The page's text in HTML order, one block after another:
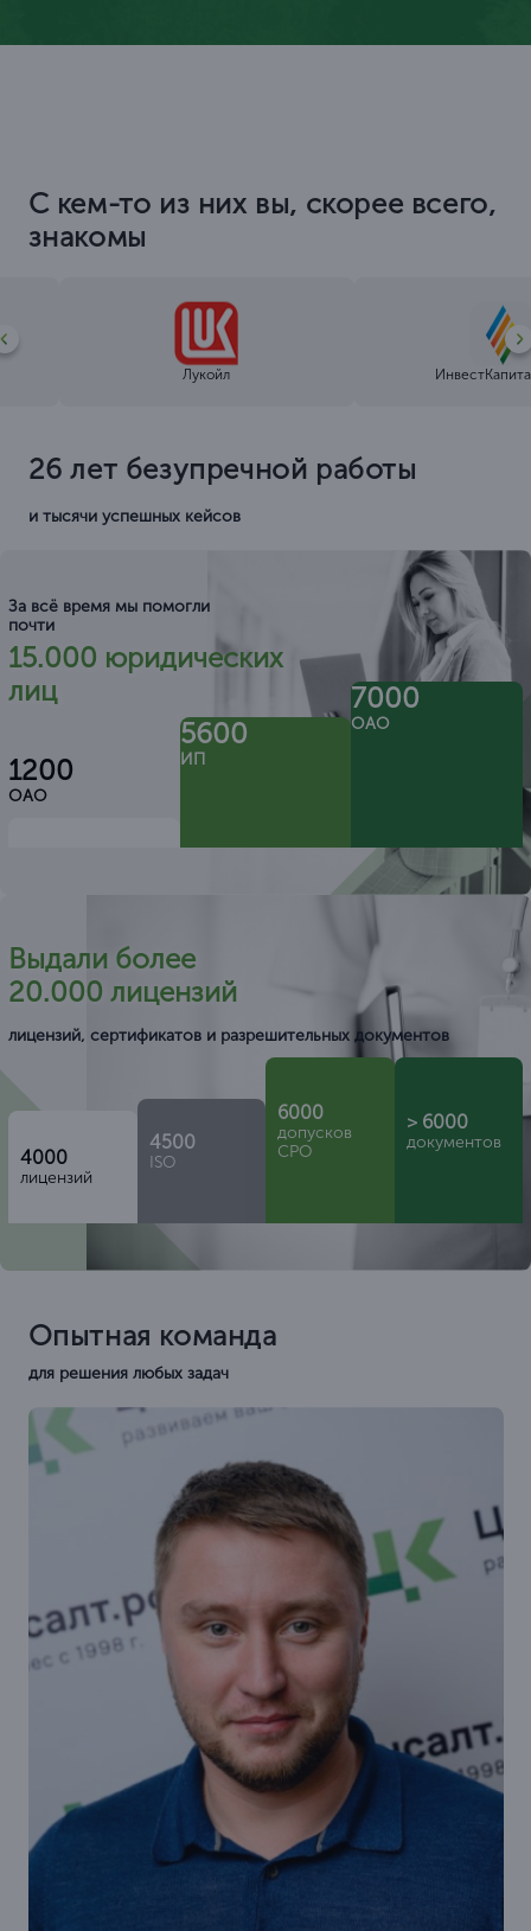
С кем-то из них вы, скорее всего,
знакомы
Лукойл
26 лет безупречной работы
и тысячи успешных кейсов
За всё время мы помогли
почти
15.000 юридических
лиц
1200
ОАО
5600
ИП
7000
ОАО
Выдали более
20.000 лицензий
лицензий, сертификатов и разрешительных документов
4000
лицензий
4500
ISO
6000
допусков
СРО
> 6000
документов
Опытная команда
для решения любых задач